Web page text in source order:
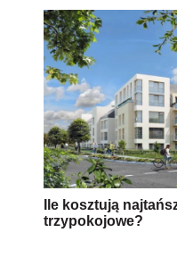
Ile kosztują
trzypokojowe?